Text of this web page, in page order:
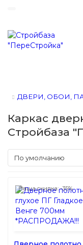
ДВЕРИ, ОБОИ,
Каркас
Стройбаза
Ваша скидка: -35%